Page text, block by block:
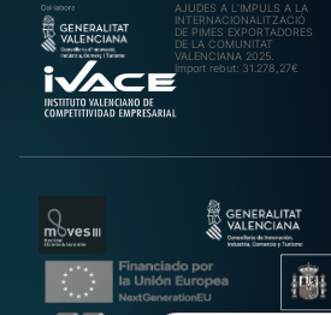
AJUDES A L’IMPULS A LA
INTERNACIONALITZACIÓ
DE PIMES EXPORTADORES
DE LA COMUNITAT
VALENCIANA 2025.
Import rebut: 31.278,27€